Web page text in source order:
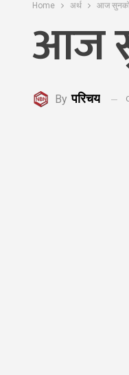
Home अर्थ आज सुनको
आज
By परिचय